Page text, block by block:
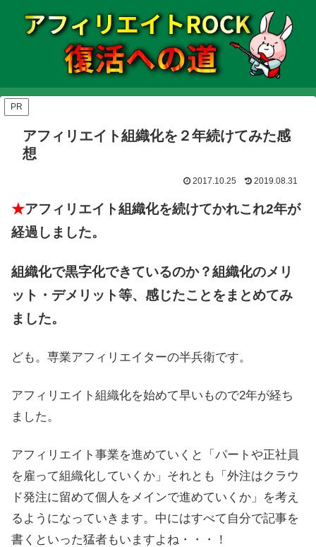
PR
アフィリエイト組織化を２年続けてみた感
想
2017.10.25 2019.08.31
★アフィリエイト組織化を続けてかれこれ2年が
経過しました。
組織化で黒字化できているのか？組織化のメリ
ット・デメリット等、感じたことをまとめてみ
ました。
ども。専業アフィリエイターの半兵衛です。
アフィリエイト組織化を始めて早いもので2年が経ち
ました。
アフィリエイト事業を進めていくと「パートや正社員
を雇って組織化していくか」それとも「外注はクラウ
ド発注に留めて個人をメインで進めていくか」を考え
るようになっていきます。中にはすべて自分で記事を
書くといった猛者もいますよね・・・！